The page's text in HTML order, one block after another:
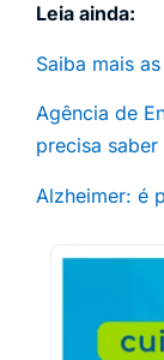
Leia ainda:
Saiba mais
Agência de
precisa
Alzheimer: é